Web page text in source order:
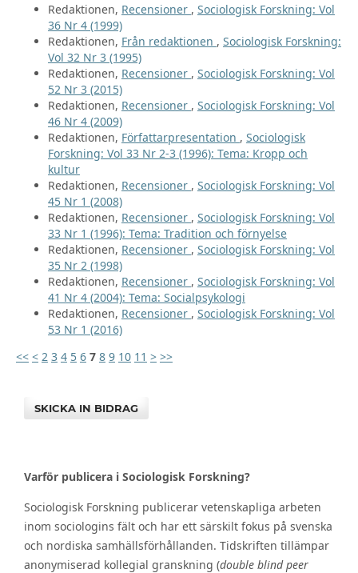
Redaktionen, Recensioner , Sociologisk Forskning: Vol
36 Nr 4 (1999)
Redaktionen, Från redaktionen , Sociologisk Forskning:
Vol 32 Nr 3 (1995)
Redaktionen, Recensioner , Sociologisk Forskning: Vol
52 Nr 3 (2015)
Redaktionen, Recensioner , Sociologisk Forskning: Vol
46 Nr 4 (2009)
Redaktionen, Författarpresentation , Sociologisk
Forskning: Vol 33 Nr 2-3 (1996): Tema: Kropp och
kultur
Redaktionen, Recensioner , Sociologisk Forskning: Vol
45 Nr 1 (2008)
Redaktionen, Recensioner , Sociologisk Forskning: Vol
33 Nr 1 (1996): Tema: Tradition och förnyelse
Redaktionen, Recensioner , Sociologisk Forskning: Vol
35 Nr 2 (1998)
Redaktionen, Recensioner , Sociologisk Forskning: Vol
41 Nr 4 (2004): Tema: Socialpsykologi
Redaktionen, Recensioner , Sociologisk Forskning: Vol
53 Nr 1 (2016)
<< < 2 3 4 5 6 7 8 9 10 11 > >>
SKICKA IN BIDRAG
Varför publicera i Sociologisk Forskning?
Sociologisk Forskning publicerar vetenskapliga arbeten
inom sociologins fält och har ett särskilt fokus på svenska
och nordiska samhällsförhållanden. Tidskriften tillämpar
anonymiserad kollegial granskning (double blind peer